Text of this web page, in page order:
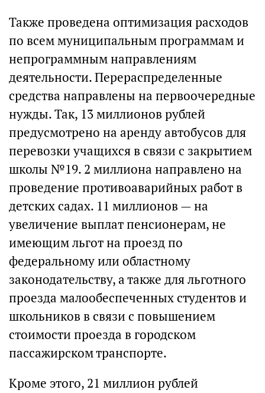
Также проведена оптимизация расходов
по всем муниципальным программам и
непрограммным направлениям
деятельности. Перераспределенные
средства направлены на первоочередные
нужды. Так, 13 миллионов рублей
предусмотрено на аренду автобусов для
перевозки учащихся в связи с закрытием
школы №19. 2 миллиона направлено на
проведение противоаварийных работ в
детских садах. 11 миллионов — на
увеличение выплат пенсионерам, не
имеющим льгот на проезд по
федеральному или областному
законодательству, а также для льготного
проезда малообеспеченных студентов и
школьников в связи с повышением
стоимости проезда в городском
пассажирском транспорте.
Кроме этого, 21 миллион рублей